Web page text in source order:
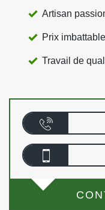
Artisan
Prix imbattable
Travail de